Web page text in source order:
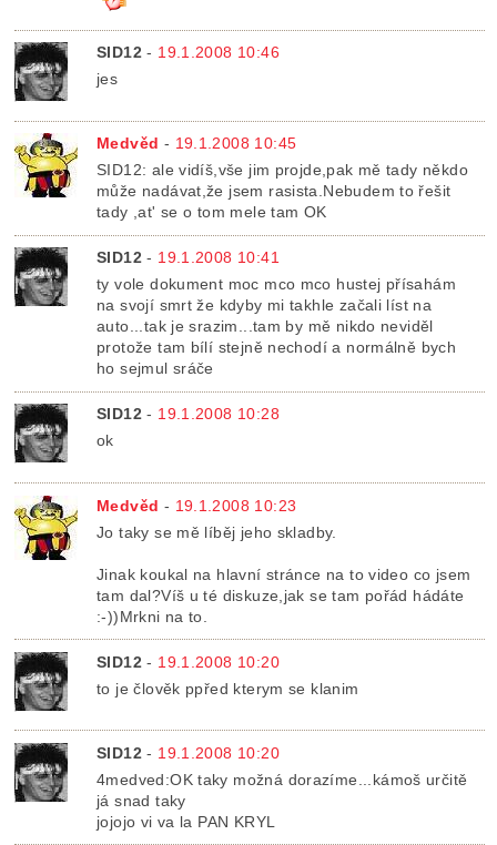
SID12 - 19.1.2008 10:46
jes
Medvěd - 19.1.2008 10:45
SID12: ale vidíš,vše jim projde,pak mě tady někdo
může nadávat,že jsem rasista.Nebudem to řešit
tady ,at' se o tom mele tam OK
SID12 - 19.1.2008 10:41
ty vole dokument moc mco mco hustej přísahám
na svojí smrt že kdyby mi takhle začali líst na
auto...tak je srazim...tam by mě nikdo neviděl
protože tam bílí stejně nechodí a normálně bych
ho sejmul sráče
SID12 - 19.1.2008 10:28
ok
Medvěd - 19.1.2008 10:23
Jo taky se mě líběj jeho skladby.
Jinak koukal na hlavní stránce na to video co jsem
tam dal?Víš u té diskuze,jak se tam pořád hádáte
:-))Mrkni na to.
SID12 - 19.1.2008 10:20
to je člověk ppřed kterym se klanim
SID12 - 19.1.2008 10:20
4medved:OK taky možná dorazíme...kámoš určitě
já snad taky
jojojo vi va la PAN KRYL